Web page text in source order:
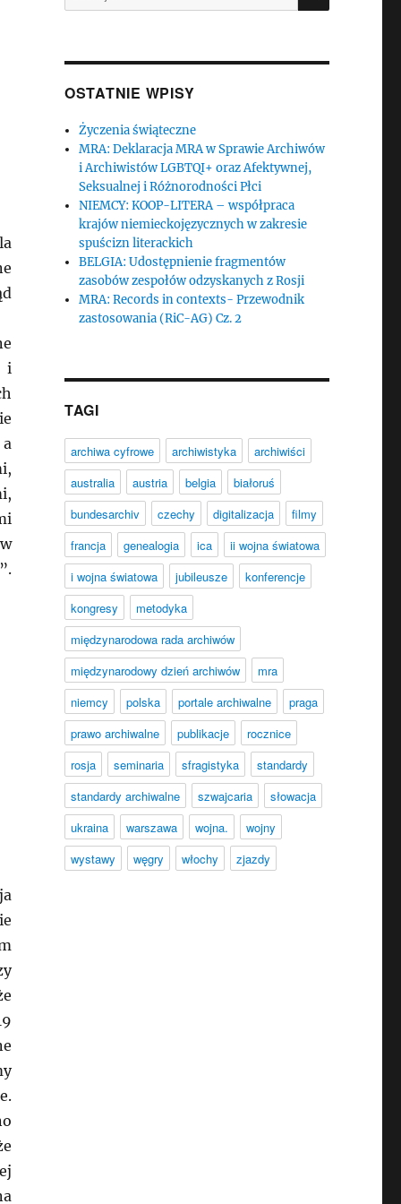
i
IX Roczna Konferencja MRA”
OSTATNIE WPISY
Życzenia świąteczne
MRA: Deklaracja MRA w Sprawie Archiwów
i Archiwistów LGBTQI+ oraz Afektywnej,
Seksualnej i Różnorodności Płci
NIEMCY: KOOP-LITERA – współpraca
krajów niemieckojęzycznych w zakresie
spuścizn literackich
BELGIA: Udostępnienie fragmentów
zasobów zespołów odzyskanych z Rosji
MRA: Records in contexts- Przewodnik
zastosowania (RiC-AG) Cz. 2
TAGI
archiwa cyfrowe archiwistyka
archiwiści
australia
austria belgia
białoruś
bundesarchiv
czechy digitalizacja
filmy
francja
genealogia ica
ii wojna światowa
i wojna światowa
jubileusze
konferencje
kongresy
metodyka
międzynarodowa rada archiwów
międzynarodowy dzień archiwów
mra
niemcy
polska portale archiwalne
praga
prawo archiwalne
publikacje
rocznice
rosja
seminaria sfragistyka
standardy
standardy archiwalne
szwajcaria
słowacja
ukraina
warszawa wojna.
wojny
wystawy
węgry włochy zjazdy